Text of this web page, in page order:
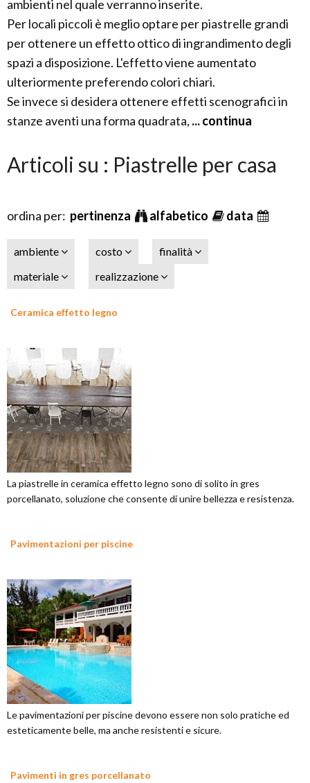
ambienti nel quale verranno inserite.
Per locali piccoli è meglio optare per piastrelle grandi
per ottenere un effetto ottico di ingrandimento degli
spazi a disposizione. L'effetto viene aumentato
ulteriormente preferendo colori chiari.
Se invece si desidera ottenere effetti scenografici in
stanze aventi una forma quadrata, ... continua
Articoli su : Piastrelle per casa
ordina per: pertinenza alfabetico data
ambiente costo
finalità
materiale
realizzazione
Ceramica effetto legno
La piastrelle in ceramica effetto legno sono di solito in gres
porcellanato, soluzione che consente di unire bellezza e resistenza.
Pavimentazioni per piscine
Le pavimentazioni per piscine devono essere non solo pratiche ed
esteticamente belle, ma anche resistenti e sicure.
Pavimenti in gres porcellanato